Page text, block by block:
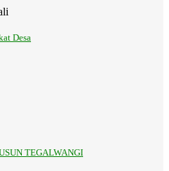
Desa
TEGALWANGI